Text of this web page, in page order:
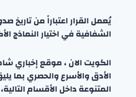
يُعمل القرار اعتباراً من
الشفافية في اختيار النماذج
الكويت الان ، موقع إخباري
الأدق والأسرع والحصري بما
المتنوعة داخل الأقسام